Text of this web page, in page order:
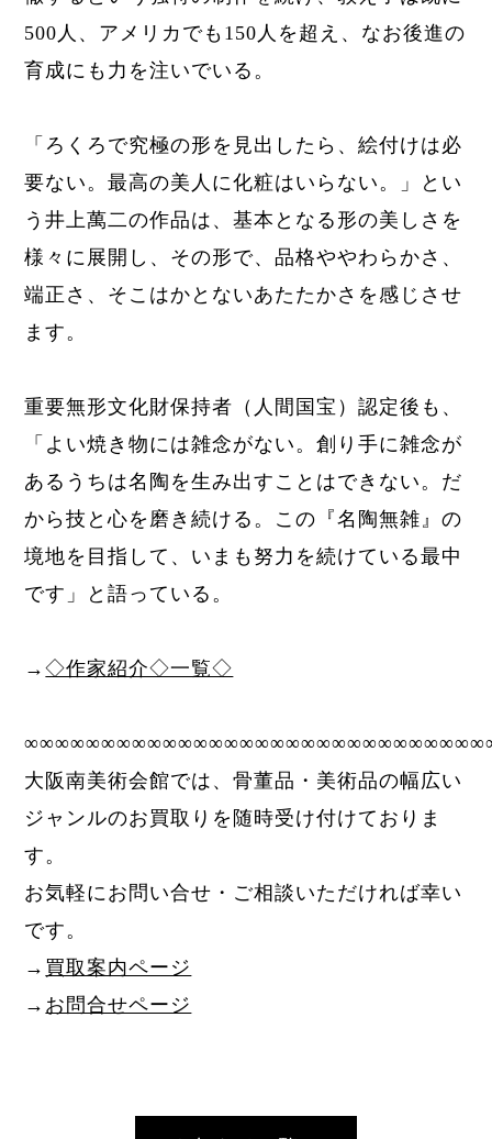
500人、アメリカでも150人を超え、なお後進の
育成にも力を注いでいる。
「ろくろで究極の形を見出したら、絵付けは必
要ない。最高の美人に化粧はいらない。」とい
う井上萬二の作品は、基本となる形の美しさを
様々に展開し、その形で、品格ややわらかさ、
端正さ、そこはかとないあたたかさを感じさせ
ます。
重要無形文化財保持者（人間国宝）認定後も、
「よい焼き物には雑念がない。創り手に雑念が
あるうちは名陶を生み出すことはできない。 だ
から技と心を磨き続ける。この『名陶無雑』の
境地を目指して、いまも努力を続けている最中
です」と語っている。
→◇作家紹介◇一覧◇
大阪南美術会館では、骨董品・美術品の幅広い
ジャンルのお買取りを随時受け付けておりま
す。
お気軽にお問い合せ・ご相談いただければ幸い
です。
→ 買取案内ページ
→ お問合せページ